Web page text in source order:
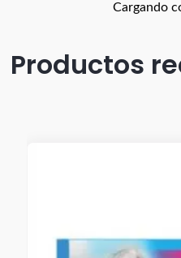
Cargando
Productos